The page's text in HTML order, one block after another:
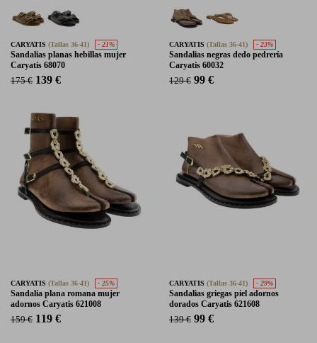
CARYATIS (Tallas 36-41) - 21%
Sandalias planas hebillas mujer
Caryatis 68070
175 € 139 €
CARYATIS (Tallas 36-41) - 23%
Sandalias negras dedo pedrería
Caryatis 60032
129 € 99 €
CARYATIS (Tallas 36-41) - 25%
Sandalia plana romana mujer
adornos Caryatis 621008
159 € 119 €
CARYATIS (Tallas 36-41) - 29%
Sandalias griegas piel adornos
dorados Caryatis 621608
139 € 99 €